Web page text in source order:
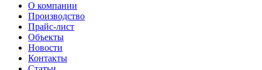
О компании
Производство
Прайс-лист
Объекты
Новости
Контакты